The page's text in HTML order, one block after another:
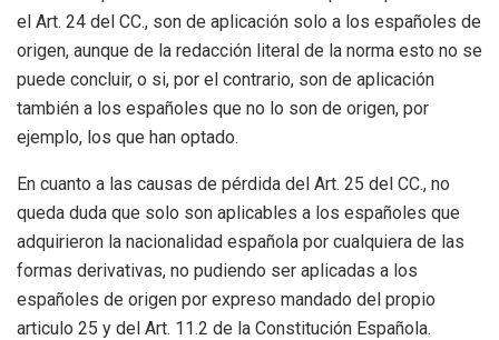
el Art. 24 del CC., son de aplicación solo a los españoles de
origen, aunque de la redacción literal de la norma esto no se
puede concluir, o si, por el contrario, son de aplicación
también a los españoles que no lo son de origen, por
ejemplo, los que han optado.
En cuanto a las causas de pérdida del Art. 25 del CC., no
queda duda que solo son aplicables a los españoles que
adquirieron la nacionalidad española por cualquiera de las
formas derivativas, no pudiendo ser aplicadas a los
españoles de origen por expreso mandado del propio
articulo 25 y del Art. 11.2 de la Constitución Española.